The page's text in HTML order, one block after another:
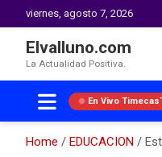
viernes, agosto 7, 2026
Elvalluno.com
La Actualidad Positiva.
En Vivo
Home EDUCACION